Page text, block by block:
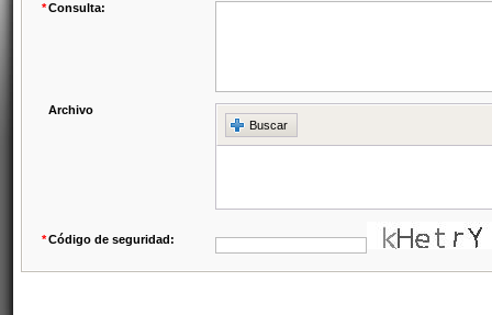
*Consulta:
Archivo
Buscar
*Código de seguridad: